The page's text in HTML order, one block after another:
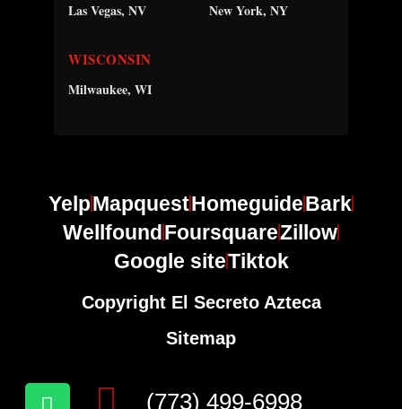
Las Vegas, NV New York, NY
WISCONSIN
Milwaukee, WI
YelpMapquestHomeguideBark
WellfoundFoursquareZillow
Google siteTiktok
Copyright El Secreto Azteca
Sitemap
(773) 499-6998